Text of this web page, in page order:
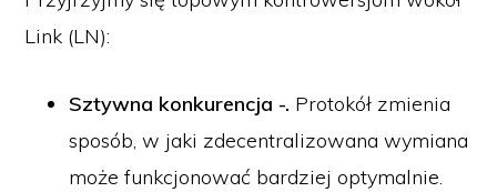
Link (LN):
Sztywna konkurencja -. Protokół zmienia
sposób, w jaki zdecentralizowana wymiana
może funkcjonować bardziej optymalnie.